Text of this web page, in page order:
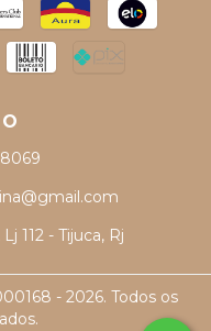
112 - Tijuca, Rj
- 2026. Todos os